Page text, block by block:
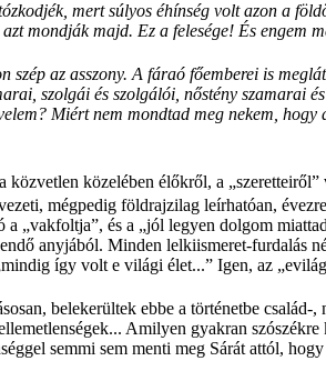
mert súlyos éhínség volt azon a
mondják majd. Ez a felesége! És engem
az asszony. A fáraó főemberei is
szolgái és szolgálói, nőstény szamarai
Miért nem mondtad meg nekem,
közvetlen közelében élőkről, a „szeretteiről”
mégpedig földrajzilag leírhatóan,
„vakfoltja”, és a „jól legyen dolgom
anyjából. Minden lelkiismeret-furdalás
így volt e világi élet...” Igen, az
belekerültek ebbe a történetbe család-
Amilyen gyakran
semmi sem menti meg Sárát attól,